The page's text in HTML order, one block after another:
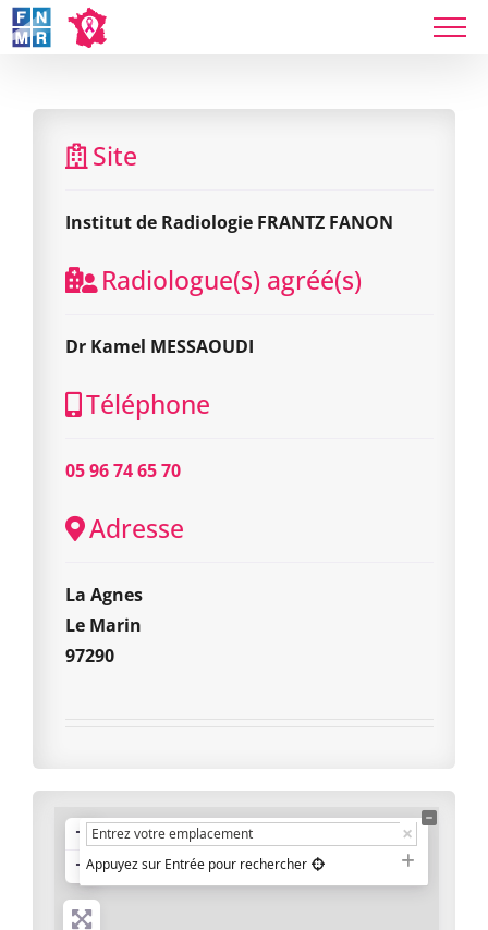
Skip
to
Site
Institut de Radiologie FRANTZ FANON
Radiologue(s) agréé(s)
Dr Kamel MESSAOUDI
Téléphone
05 96 74 65 70
Adresse
La Agnes
Le Marin
97290
+
−Appuyez sur Entrée pour rechercher